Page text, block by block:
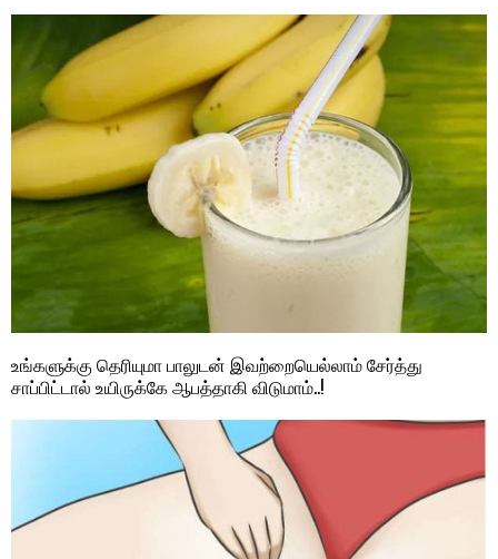
உங்களுக்கு தெரியுமா பாலுடன் இவற்றையெல்லாம் சேர்த்து
சாப்பிட்டால் உயிருக்கே ஆபத்தாகி விடுமாம்..!